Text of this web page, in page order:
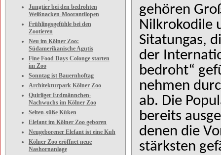
Jungtier bei den bedrohten
Weißnacken-Moorantilopen
Frühlingsgefühle bei den
Zootieren
Neu im Kölner Zoo:
Südamerikanische Agutis
Fine Food Days Colonge starten
im Zoo
Sonntag ist Bauernhoftag
Architekturpark Kölner Zoo
Quirliger Erdmännchen-
Nachwuchs im Kölner Zoo
Selten-süße Küken
Elefant im Kölner Zoo geboren
Neugeborener Elefant ist eine Kuh
Kölner Zoo eröffnet neue
Nashornanlage
gehören
Nilkrokodile
Sitatungas,
der
bedroht“
nehmen
ab. Die
bereits
denen die
stärksten